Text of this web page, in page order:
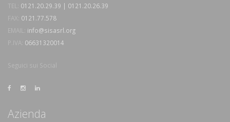
TEL: 0121.20.29.39 | 0121.20.26.39
FAX: 0121.77.578
EMAIL: info@sisasrl.org
P.IVA: 06631320014
Seguici sui Social
Azienda